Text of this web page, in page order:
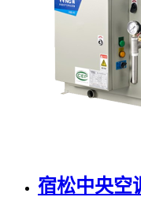
宿松中央空